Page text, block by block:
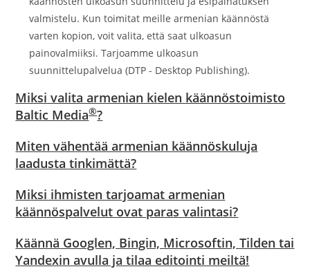
valmistelu. Kun toimitat meille armenian käännöstä
varten kopion, voit valita, että saat ulkoasun
painovalmiiksi. Tarjoamme ulkoasun
suunnittelupalvelua (DTP - Desktop Publishing).
Miksi valita armenian kielen käännöstoimisto
Baltic Media®?
Miten vähentää armenian käännöskuluja
laadusta tinkimättä?
Miksi ihmisten tarjoamat armenian
käännöspalvelut ovat paras valintasi?
Käännä Googlen, Bingin, Microsoftin, Tilden tai
Yandexin avulla ja tilaa editointi meiltä!